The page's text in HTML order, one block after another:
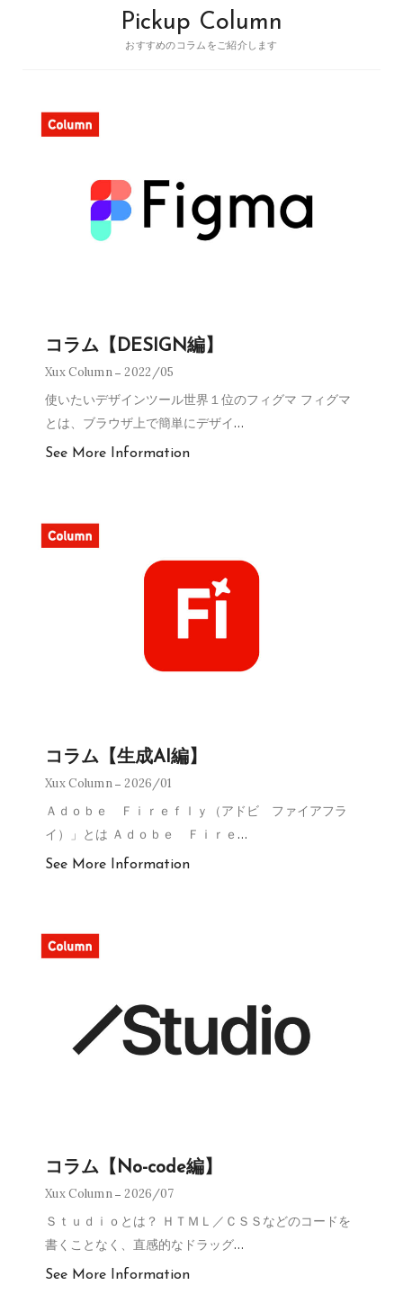
Pickup Column
おすすめのコラムをご紹介します
コラム【DESIGN編】
Xux Column 2022/05
使いたいデザインツール世界１位のフィグマ フィグマ
とは、ブラウザ上で簡単にデザイ…
See More Information
コラム【生成AI編】
Xux Column 2026/01
Ａｄｏｂｅ Ｆｉｒｅｆｌｙ（アドビ ファイアフラ
イ）」とは Ａｄｏｂｅ Ｆｉｒｅ …
See More Information
コラム【No-code編】
Xux Column 2026/07
Ｓｔｕｄｉｏとは？ ＨＴＭＬ／ＣＳＳなどのコードを
書くことなく、直感的なドラッグ…
See More Information